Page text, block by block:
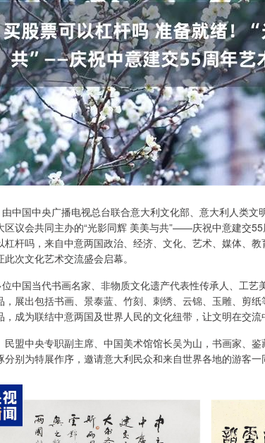
中国中央广播电视总台联合意大利文化部、意大利人类
区议会共同主办的“光影同辉 美美与共”——庆祝中意建交
杠杆吗，来自中意两国政治、经济、文化、艺术、媒体、
次文化艺术交流盛会启幕。
中国当代书画名家、非物质文化遗产代表性传承人、工
，展出包括书画、景泰蓝、竹刻、刺绣、云锦、玉雕、剪
成为联结中意两国及世界人民的文化纽带，让文明在交流
民盟中央专职副主席、中国美术馆馆长吴为山，书画家、
别为特展作序，邀请意大利民众和来自世界各地的游客一